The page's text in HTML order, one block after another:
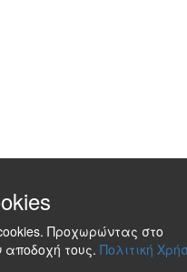
Προχωρώντας στο
αποδοχή τους. Πολιτική